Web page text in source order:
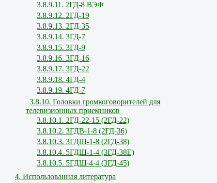
3.8.9.11. 2ГД-8 ВЭФ
3.8.9.12. 2ГД-19
3.8.9.13. 2ГД-35
3.8.9.14. 3ГД-7
3.8.9.15. 3ГД-9
3.8.9.16. 3ГД-16
3.8.9.17. 3ГД-22
3.8.9.18. 4ГД-4
3.8.9.19. 4ГД-7
3.8.10. Головки громкоговорителей для
телевизионных приемников
3.8.10.1. 2ГД-22-15 (2ГД-22)
3.8.10.2. 3ГДВ-1-8 (2ГД-36)
3.8.10.3. 3ГДШ-1-8 (2ГД-38)
3.8.10.4. 5ГДШ-1-4 (3ГД-38Е)
3.8.10.5. 5ГДШ-4-4 (3ГД-45)
4. Использованная литература